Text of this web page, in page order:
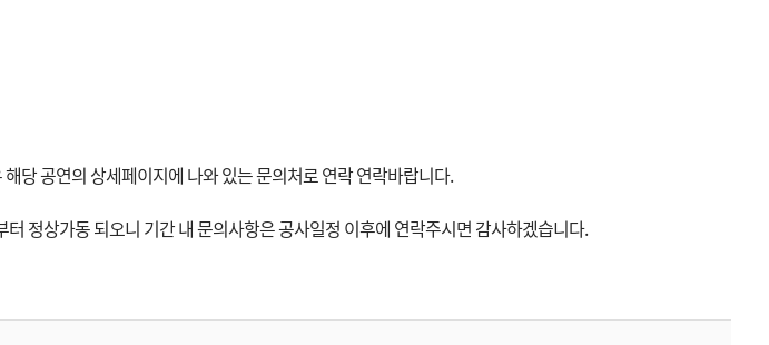
당 공연의 상세페이지에 나와 있는 문의처로 연락 연락바랍니다.
정상가동 되오니 기간 내 문의사항은 공사일정 이후에 연락주시면 감사하겠습니다.